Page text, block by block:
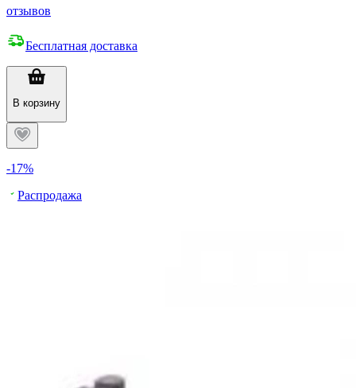
отзывов
Бесплатная доставка
В корзину
-17%
Распродажа